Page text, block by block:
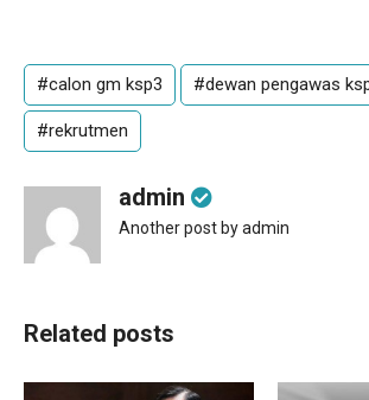
#calon gm ksp3 #dewan pengawas
#rekrutmen
admin
Another post by admin
Related posts